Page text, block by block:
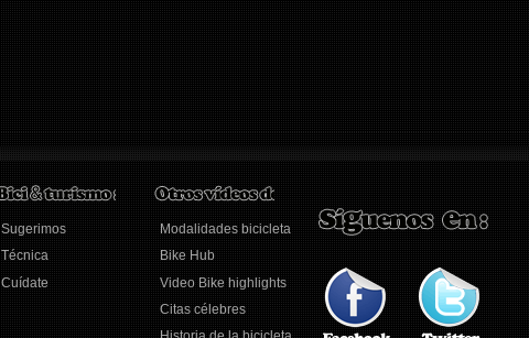
Sugerimos
Técnica
Cuídate
Modalidades bicicleta
Bike Hub
Video Bike highlights
Citas célebres